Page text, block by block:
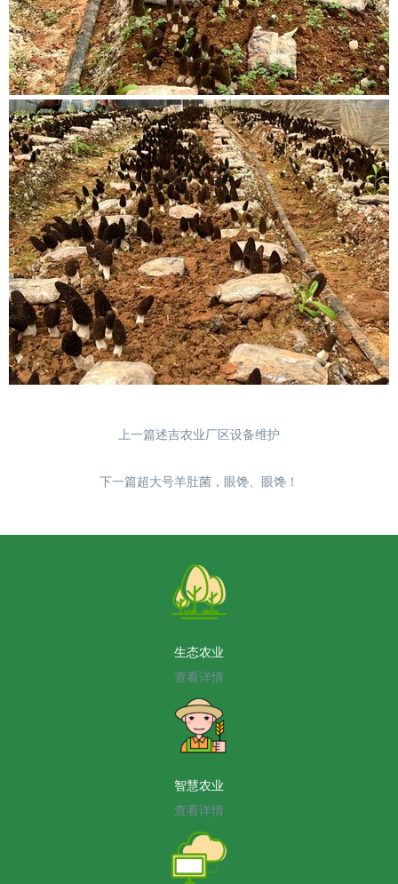
上一篇述吉农业厂区设备维护
下一篇超大号羊肚菌，眼馋、眼馋！
生态农业
查看详情
智慧农业
查看详情